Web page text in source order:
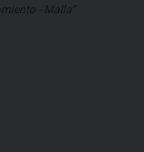
- Malla"